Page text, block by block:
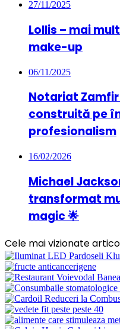
27/11/2025
Lollis – mai
make-up
06/11/2025
Notariat
construită pe
profesionalism
16/02/2026
Michael
transformat
magic 🌟
Cele mai vizionate